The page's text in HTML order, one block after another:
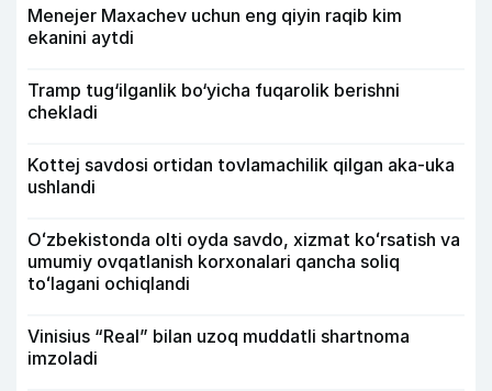
Menejer Maxachev uchun eng qiyin raqib kim
ekanini aytdi
Tramp tug‘ilganlik bo‘yicha fuqarolik berishni
chekladi
Kottej savdosi ortidan tovlamachilik qilgan aka-uka
ushlandi
Oʻzbekistonda olti oyda savdo, xizmat koʻrsatish va
umumiy ovqatlanish korxonalari qancha soliq
toʻlagani ochiqlandi
Vinisius “Real” bilan uzoq muddatli shartnoma
imzoladi